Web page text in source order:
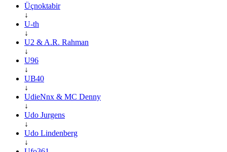
Üçnoktabir
↓
U-th
↓
U2 & A.R. Rahman
↓
U96
↓
UB40
↓
UdieNnx & MC Denny
↓
Udo Jurgens
↓
Udo Lindenberg
↓